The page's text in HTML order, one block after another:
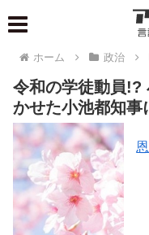
ホーム 政治
令和の学徒動員!?
かせた小池都知事